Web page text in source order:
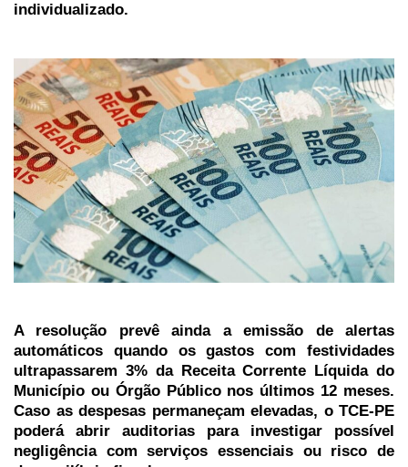
individualizado.
A resolução prevê ainda a emissão de alertas
automáticos quando os gastos com festividades
ultrapassarem 3% da Receita Corrente Líquida do
Município ou Órgão Público nos últimos 12 meses.
Caso as despesas permaneçam elevadas, o TCE-PE
poderá abrir auditorias para investigar possível
negligência com serviços essenciais ou risco de